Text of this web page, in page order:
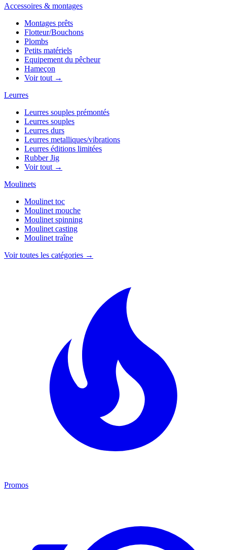
Accessoires & montages
Montages prêts
Flotteur/Bouchons
Plombs
Petits matériels
Equipement du pêcheur
Hameçon
Voir tout →
Leurres
Leurres souples prémontés
Leurres souples
Leurres durs
Leurres metalliques/vibrations
Leurres éditions limitées
Rubber Jig
Voir tout →
Moulinets
Moulinet toc
Moulinet mouche
Moulinet spinning
Moulinet casting
Moulinet traîne
Voir toutes les catégories →
Promos